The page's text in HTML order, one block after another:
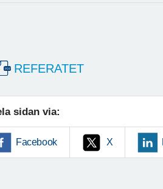
REFERATET
sidan via:
Facebook X